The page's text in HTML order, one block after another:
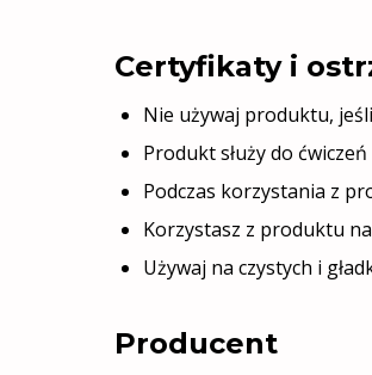
Certyfikaty i
Nie używaj produktu,
Produkt służy do
Podczas korzystania z
Korzystasz z produktu
Używaj na czystych i
Producent